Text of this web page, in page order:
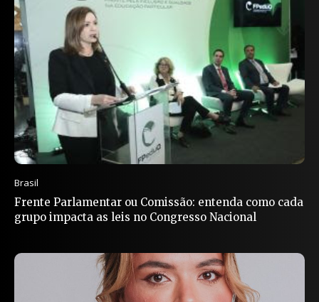
Brasil
Frente Parlamentar ou Comissão: entenda como cada
grupo impacta as leis no Congresso Nacional